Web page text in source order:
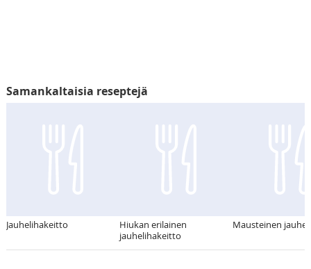
Samankaltaisia reseptejä
Jauhelihakeitto
Hiukan erilainen
jauhelihakeitto
Mausteinen